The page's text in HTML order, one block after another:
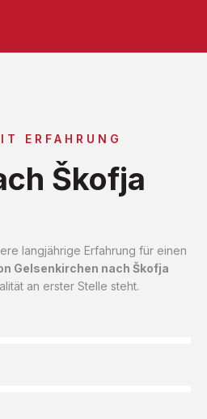
ERFAHRUNG
Škofja
langjährige Erfahrung für einen
Gelsenkirchen nach Škofja
an erster Stelle steht.